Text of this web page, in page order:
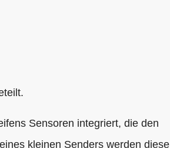
Sensoren integriert, die den
kleinen Senders werden diese